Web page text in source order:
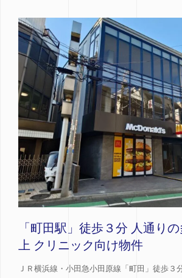
「町田駅」徒歩３分 人通り
上 クリニック向け物件
ＪＲ横浜線・小田急小田原線「町田」徒歩３